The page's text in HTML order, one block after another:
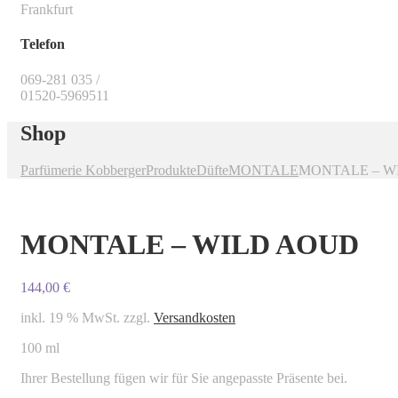
Frankfurt
Telefon
069-281 035 /
01520-5969511
Shop
Parfümerie KobbergerProdukteDüfteMONTALEMONTALE –
MONTALE – WILD AOUD
144,00 €
inkl. 19 % MwSt. zzgl. Versandkosten
100 ml
Ihrer Bestellung fügen wir für Sie angepasste Präsente bei.